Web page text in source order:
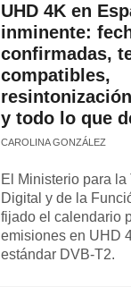
UHD 4K en
inminente:
confirmadas,
compatibles,
y todo lo que
CAROLINA GONZÁLEZ
El Ministerio para la
Digital y de la
fijado el calendario
emisiones en UHD
estándar DVB-T2.